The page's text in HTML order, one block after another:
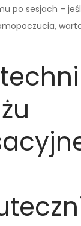
po sesjach –